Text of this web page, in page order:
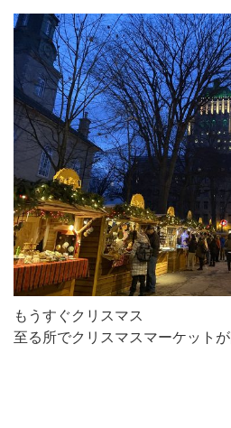
もうすぐクリスマス
至る所でクリスマスマーケット